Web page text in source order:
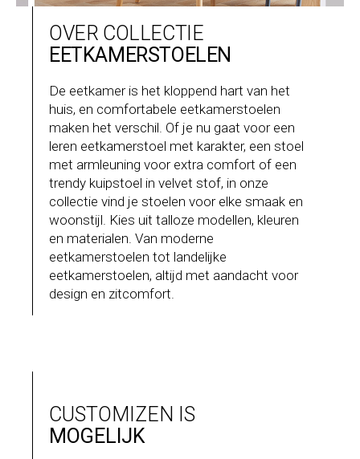
OVER COLLECTIE
EETKAMERSTOELEN
De eetkamer is het kloppend hart van het
huis, en comfortabele eetkamerstoelen
maken het verschil. Of je nu gaat voor een
leren eetkamerstoel met karakter, een stoel
met armleuning voor extra comfort of een
trendy kuipstoel in velvet stof, in onze
collectie vind je stoelen voor elke smaak en
woonstijl. Kies uit talloze modellen, kleuren
en materialen. Van moderne
eetkamerstoelen tot landelijke
eetkamerstoelen, altijd met aandacht voor
design en zitcomfort.
CUSTOMIZEN IS
MOGELIJK